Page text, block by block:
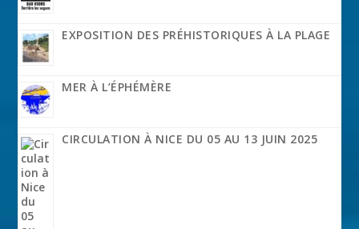
EXPOSITION DES PRÉHISTORIQUES À LA PLAGE
MER À L’ÉPHÉMÈRE
CIRCULATION À NICE DU 05 AU 13 JUIN 2025